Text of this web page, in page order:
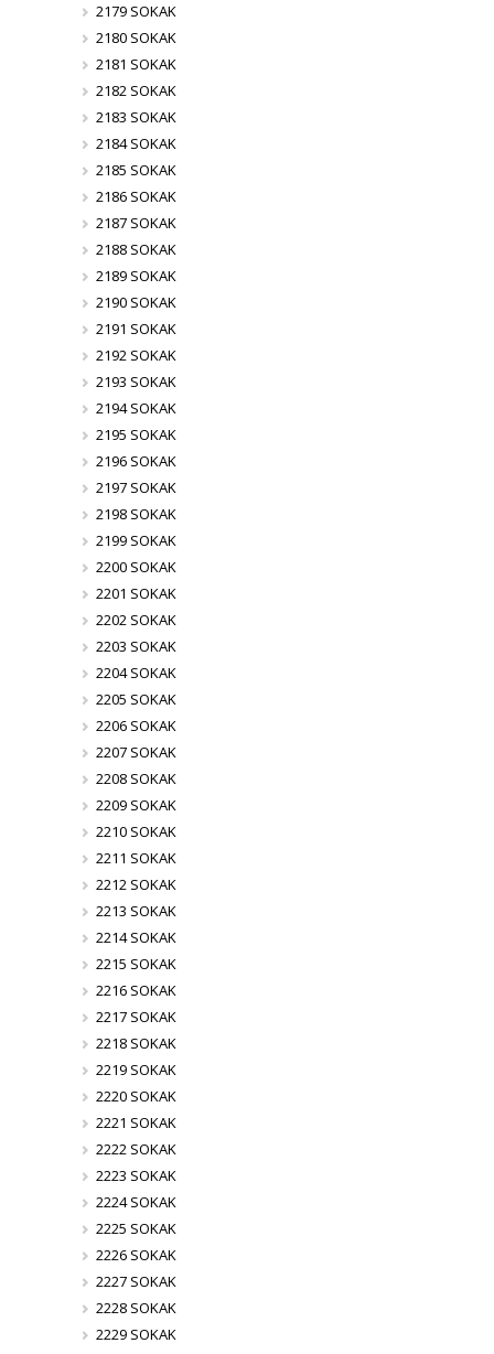
2179 SOKAK
2180 SOKAK
2181 SOKAK
2182 SOKAK
2183 SOKAK
2184 SOKAK
2185 SOKAK
2186 SOKAK
2187 SOKAK
2188 SOKAK
2189 SOKAK
2190 SOKAK
2191 SOKAK
2192 SOKAK
2193 SOKAK
2194 SOKAK
2195 SOKAK
2196 SOKAK
2197 SOKAK
2198 SOKAK
2199 SOKAK
2200 SOKAK
2201 SOKAK
2202 SOKAK
2203 SOKAK
2204 SOKAK
2205 SOKAK
2206 SOKAK
2207 SOKAK
2208 SOKAK
2209 SOKAK
2210 SOKAK
2211 SOKAK
2212 SOKAK
2213 SOKAK
2214 SOKAK
2215 SOKAK
2216 SOKAK
2217 SOKAK
2218 SOKAK
2219 SOKAK
2220 SOKAK
2221 SOKAK
2222 SOKAK
2223 SOKAK
2224 SOKAK
2225 SOKAK
2226 SOKAK
2227 SOKAK
2228 SOKAK
2229 SOKAK